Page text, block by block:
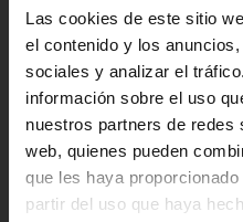
Las cookies de este sitio
el contenido y los
sociales y analizar el
información sobre el uso
nuestros partners de redes
web, quienes pueden
que les haya
partir del uso que haya